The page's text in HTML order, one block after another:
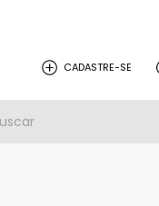
CADASTRE-SE
PEÇAS PARA REVISÃO